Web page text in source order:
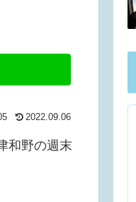
2022.09.06
和野の週末